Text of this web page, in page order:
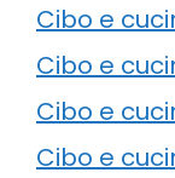
Cibo e
Cibo e
Cibo e
Cibo e